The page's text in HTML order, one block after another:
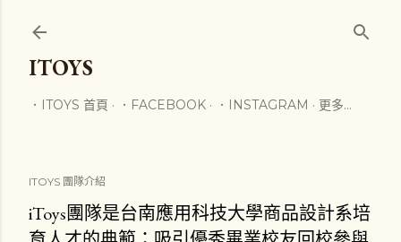
ITOYS
．ITOYS 首頁 ．FACEBOOK ．INSTAGRAM 更多…
ITOYS 團隊介紹
iToys團隊是台南應用科技大學商品設計系培